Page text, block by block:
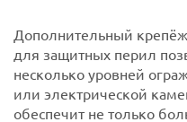
Дополнительный
для защитных перил
несколько уровней
или электрической
обеспечит не только